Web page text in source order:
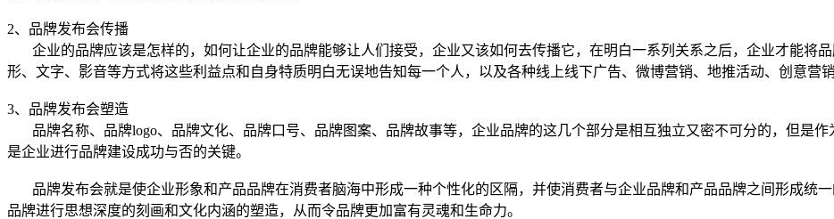
2、品牌发布会传播
企业的品牌应该是怎样的，如何让企业的品牌能够让人们接受，企业又该如何去传播它，在明白一系列关系之后，企业才能将
形、文字、影音等方式将这些利益点和自身特质明白无误地告知每一个人，以及各种线上线下广告、微博营销、地推活动、创意营
3、品牌发布会塑造
品牌名称、品牌logo、品牌文化、品牌口号、品牌图案、品牌故事等，企业品牌的这几个部分是相互独立又密不可分的，但是
是企业进行品牌建设成功与否的关键。
品牌发布会就是使企业形象和产品品牌在消费者脑海中形成一种个性化的区隔，并使消费者与企业品牌和产品品牌之间形成统
品牌进行思想深度的刻画和文化内涵的塑造，从而令品牌更加富有灵魂和生命力。